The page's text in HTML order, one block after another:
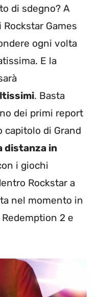
di sdegno? A
Games
ogni volta
E la
. Basta
dei primi report
capitolo di Grand
distanza in
i giochi
Rockstar a
nel momento in
2 e